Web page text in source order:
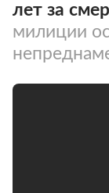
лет за
милиции